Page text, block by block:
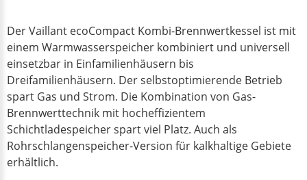
Der Vaillant ecoCompact Kombi-Brennwertkessel ist mit
einem Warmwasserspeicher kombiniert und universell
einsetzbar in Einfamilienhäusern bis
Dreifamilienhäusern. Der selbstoptimierende Betrieb
spart Gas und Strom. Die Kombination von Gas-
Brennwerttechnik mit hocheffizientem
Schichtladespeicher spart viel Platz. Auch als
Rohrschlangenspeicher-Version für kalkhaltige Gebiete
erhältlich.